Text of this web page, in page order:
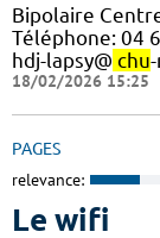
Bipolaire
Téléphone: 04
hdj-lapsy@ chu
18/02/2026 15:25
PAGES
relevance:
Le wifi